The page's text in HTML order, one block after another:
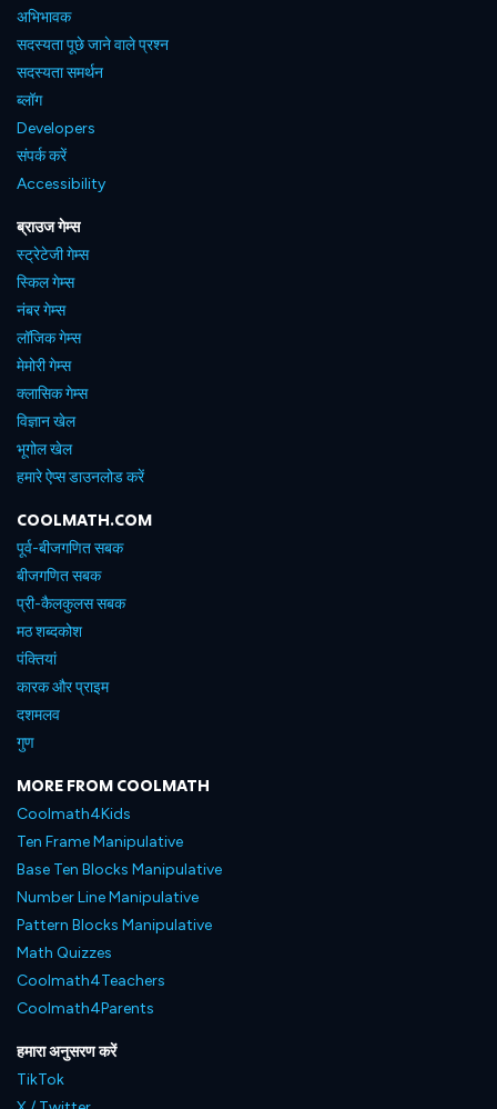
अभिभावक
सदस्यता पूछे जाने वाले प्रश्न
सदस्यता समर्थन
ब्लॉग
Developers
संपर्क करें
Accessibility
ब्राउज गेम्स
स्ट्रेटेजी गेम्स
स्किल गेम्स
नंबर गेम्स
लॉजिक गेम्स
मेमोरी गेम्स
क्लासिक गेम्स
विज्ञान खेल
भूगोल खेल
हमारे ऐप्स डाउनलोड करें
COOLMATH.COM
पूर्व-बीजगणित सबक
बीजगणित सबक
प्री-कैलकुलस सबक
मठ शब्दकोश
पंक्तियां
कारक और प्राइम
दशमलव
गुण
MORE FROM COOLMATH
Coolmath4Kids
Ten Frame Manipulative
Base Ten Blocks Manipulative
Number Line Manipulative
Pattern Blocks Manipulative
Math Quizzes
Coolmath4Teachers
Coolmath4Parents
हमारा अनुसरण करें
TikTok